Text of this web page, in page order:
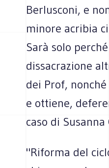
Berlusconi, e
minore acribia
Sarà solo
dissacrazione
dei Prof,
e ottiene,
caso di
"Riforma del